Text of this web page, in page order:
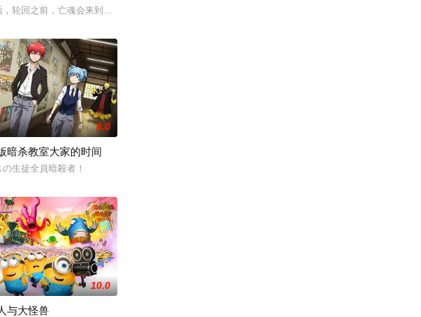
养长大的猴子，追寻母亲阿勿巴吉（周迅 配音）的足迹，踏上神山探寻“温暖”之谜的旅程。他在“恐惧
，轮回之前，亡魂会来到一处奇异之地——“世外”。灵守日复一日引领亡魂去投胎，直至一天，灵守小
冒险寻找他的老狗屋，一路上，他
哪吒，锁住石矶。石灵儿为救母学艺，却卷入太白金星的阴谋。最终石灵
和搞事业之间选择了“搞事情”？！吕洞宾、钟离权带队，集结何仙姑、铁拐李、韩湘子、曹国舅、蓝采
8.0
暗杀教室大家的时间
の生徒全員暗殺者！
10.0
与大怪兽